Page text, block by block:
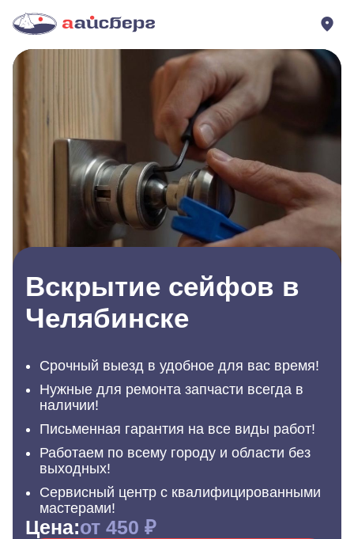
Вскрытие сейфов в
Челябинске
Срочный выезд в удобное для вас время!
Нужные для ремонта запчасти всегда в
наличии!
Письменная гарантия на все виды работ!
Работаем по всему городу и области без
выходных!
Сервисный центр с квалифицированными
мастерами!
Цена:от 450 ₽